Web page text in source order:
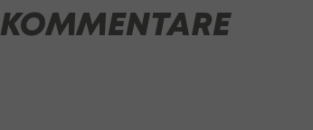
KOMMENTARE